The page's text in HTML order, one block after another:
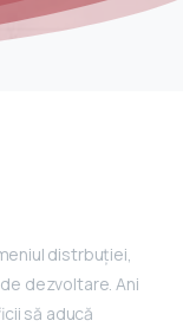
distrbuției,
dezvoltare. Ani
să aducă